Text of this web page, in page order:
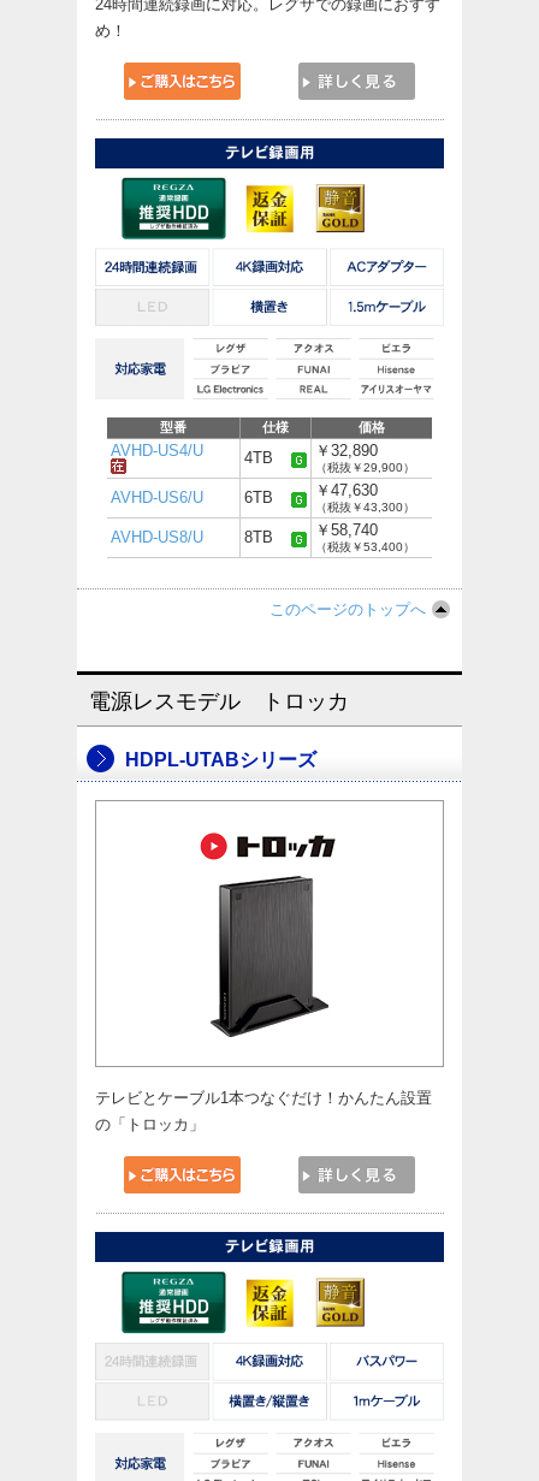
24時間連続録画に対応。レグザでの録画におすす
め！
型番 仕様 価格
AVHD-US4/U 4TB ￥32,890
（税抜￥29,900）
AVHD-US6/U 6TB ￥47,630
（税抜￥43,300）
AVHD-US8/U 8TB ￥58,740
（税抜￥53,400）
このページのトップへ
電源レスモデル トロッカ
HDPL-UTABシリーズ
テレビとケーブル1本つなぐだけ！かんたん設置
の「トロッカ」